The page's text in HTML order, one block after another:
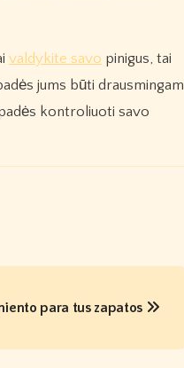
valdykite savo pinigus, tai
jums būti drausmingam
kontroliuoti savo
para tus zapatos